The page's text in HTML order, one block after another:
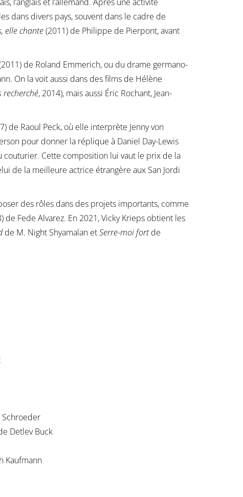
dans divers pays, souvent dans le cadre de
elle chante(2011) de Philippe de Pierpont, avant
de Roland Emmerich, ou du drame germano-
On la voit aussi dans des films de Hélène
recherché, 2014), mais aussi Éric Rochant, Jean-
de Raoul Peck, où elle interprète Jenny von
pour donner la réplique à Daniel Day-Lewis
Cette composition lui vaut le prix de la
de la meilleure actrice étrangère aux San Jordi
des rôles dans des projets importants, comme
de Fede Alvarez. En 2021, Vicky Krieps obtient les
de M. Night Shyamalan etSerre-moi fortde
Schroeder
Detlev Buck
Kaufmann